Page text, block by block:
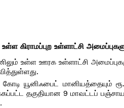
உள்ள கிராமப்புற உள்ளாட்சி
உள்ள ஊரக உள்ளாட்சி
கோடி யூனிஃபைட் மானியத்தையும்
தகுதியான 9 மாவட்டப்